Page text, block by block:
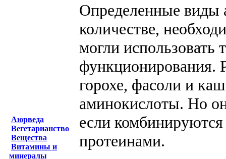
Аюрведа
Вегетарианство
Вещества
Витамины и
минералы
Определенные виды
количестве,
могли
функционирования.
горохе, фасоли и
аминокислоты. Но
если
протеинами.